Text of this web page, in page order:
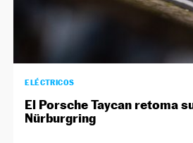
ELÉCTRICOS
El Porsche Taycan retoma
Nürburgring